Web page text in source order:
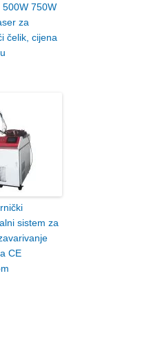
500W 750W
za
čelik, cijena
sistem za
CE